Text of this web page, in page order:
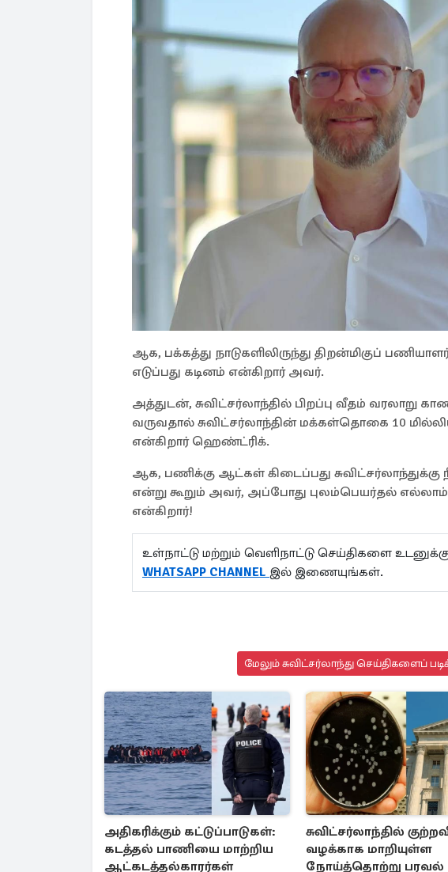
ஆக, பக்கத்து நாடுகளிலிருந்து திறன்மிகுப்
எடுப்பது கடினம் என்கிறார் அவர்.
அத்துடன், சுவிட்சர்லாந்தில் பிறப்பு வீதம்
வருவதால் சுவிட்சர்லாந்தின் மக்கள்தொகை 10
என்கிறார் ஹெண்ட்ரிக்.
ஆக, பணிக்கு ஆட்கள் கிடைப்பது
என்று கூறும் அவர், அப்போது புலம்பெயர்தல்
என்கிறார்!
உள்நாட்டு மற்றும் வெளிநாட்டு செய்திகளை
WHATSAPP CHANNEL இல் இணையுங்கள்.
மேலும் சுவிட்சர்லாந்து செய்திகளைப்
அதிகரிக்கும் கட்டுப்பாடுகள்:
கடத்தல் பாணியை மாற்றிய
ஆட்கடத்தல்காரர்கள்
சுவிட்சர்லாந்தில்
வழக்காக மாறியுள்ள
நோய்த்தொற்று பரவல்